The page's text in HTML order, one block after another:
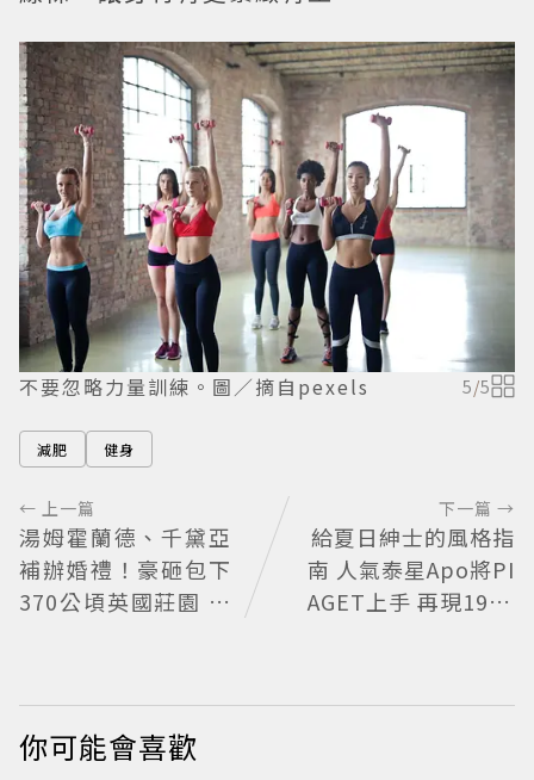
不要忽略力量訓練。圖／摘自pexels 5/5
減肥 健身
← 上一篇
湯姆霍蘭德、千黛亞
補辦婚禮！豪砸包下
370公頃英國莊園 低
下一篇 →
給夏日紳士的風格指
南 人氣泰星Apo將PI
AGET上手 再現1970
你可能會喜歡